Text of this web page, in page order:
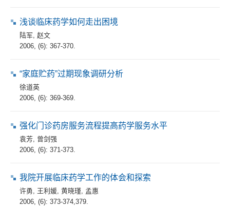
浅谈临床药学如何走出困境
陆军 赵文
2006, (6): 367-370.
“家庭贮药”过期现象调研分析
徐道英
2006, (6): 369-369.
强化门诊药房服务流程提高药学服务水平
袁芳 曾剑强
2006, (6): 371-373.
我院开展临床药学工作的体会和探索
许勇 王利媛 黄晓瑾 孟惠
2006, (6): 373-374,379.